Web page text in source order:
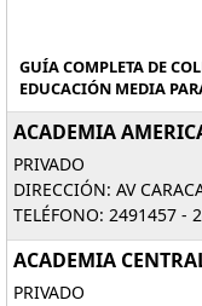
GUÍA COMPLETA DE
EDUCACIÓN MEDIA
ACADEMIA
PRIVADO
DIRECCIÓN: AV
TELÉFONO: 2491457 -
ACADEMIA
PRIVADO